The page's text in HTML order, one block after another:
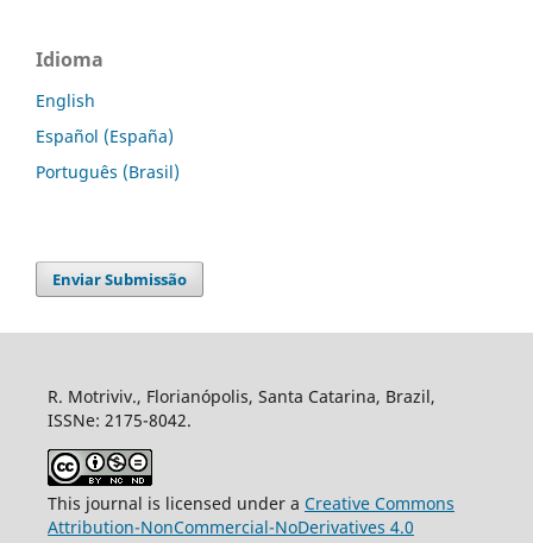
Idioma
English
Español (España)
Português (Brasil)
Enviar Submissão
R. Motriviv., Florianópolis, Santa Catarina, Brazil,
ISSNe: 2175-8042.
This journal is licensed under a Creative Commons
Attribution-NonCommercial-NoDerivatives 4.0